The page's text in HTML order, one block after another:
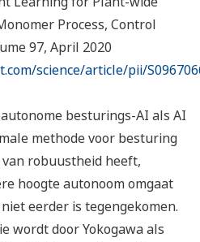
Process, Control
97, April 2020
science/article/pii/
besturings-AI als AI
methode voor besturing
robuustheid heeft,
hoogte autonoom omgaat
eerder is tegengekomen.
wordt door Yokogawa als